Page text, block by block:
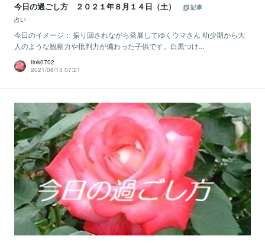
今日の過ごし方 ２０２１年８月１４日（土）
記事
占い
今日のイメージ： 振り回されながら発展してゆくウマさん 幼少期から大
人のような観察力や批判力が備わった子供です。白黒つけ...
tink0702
2021/08/13 07:21